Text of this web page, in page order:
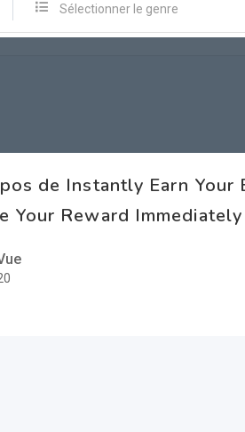
Sélectionner le genre
de Instantly Earn
Your Reward